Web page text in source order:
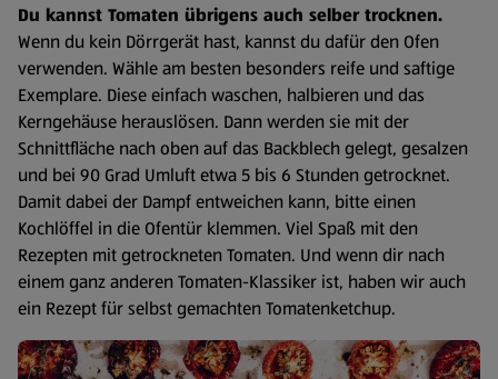
Du kannst Tomaten übrigens auch selber trocknen.
Wenn du kein Dörrgerät hast, kannst du dafür den Ofen
verwenden. Wähle am besten besonders reife und saftige
Exemplare. Diese einfach waschen, halbieren und das
Kerngehäuse herauslösen. Dann werden sie mit der
Schnittfläche nach oben auf das Backblech gelegt, gesalzen
und bei 90 Grad Umluft etwa 5 bis 6 Stunden getrocknet.
Damit dabei der Dampf entweichen kann, bitte einen
Kochlöffel in die Ofentür klemmen. Viel Spaß mit den
Rezepten mit getrockneten Tomaten. Und wenn dir nach
einem ganz anderen Tomaten-Klassiker ist, haben wir auch
ein Rezept für selbst gemachten Tomatenketchup.